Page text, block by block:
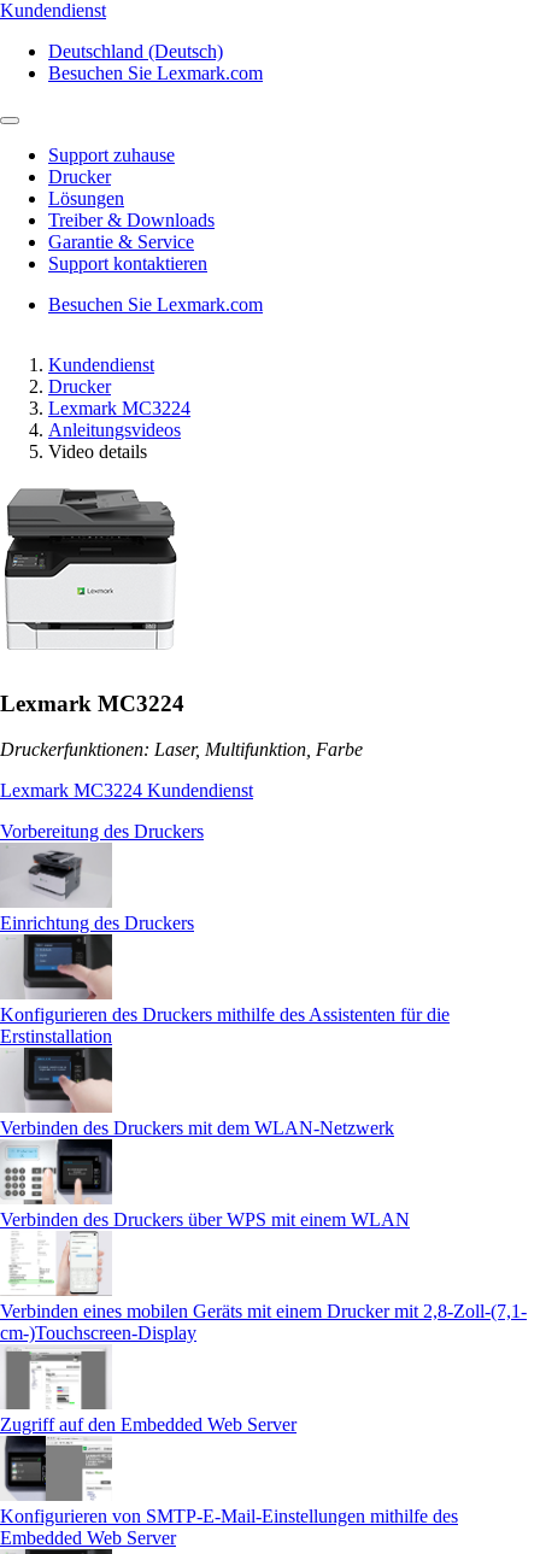
Kundendienst
Deutschland (Deutsch)
Besuchen Sie Lexmark.com
Support zuhause
Drucker
Lösungen
Treiber & Downloads
Garantie & Service
Support kontaktieren
Besuchen Sie Lexmark.com
Kundendienst
Drucker
Lexmark MC3224
Anleitungsvideos
Video details
Lexmark MC3224
Druckerfunktionen: Laser, Multifunktion, Farbe
Lexmark MC3224 Kundendienst
Vorbereitung des Druckers
Einrichtung des Druckers
Konfigurieren des Druckers mithilfe des Assistenten für die
Erstinstallation
Verbinden des Druckers mit dem WLAN-Netzwerk
Verbinden des Druckers über WPS mit einem WLAN
Verbinden eines mobilen Geräts mit einem Drucker mit 2,8-Zoll-(7,1-
cm-)Touchscreen‑Display
Zugriff auf den Embedded Web Server
Konfigurieren von SMTP-E-Mail-Einstellungen mithilfe des
Embedded Web Server